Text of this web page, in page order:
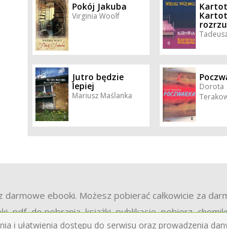
i ułatwienia dostępu do serwisu oraz prowadzenia
Pokój Jakuba
Virginia Woolf
Jutro będzie
lepiej
Mariusz Maślanka
Dorota
darmowe ebooki. Możesz pobierać całkowicie za
pdf, do pobrania, książki, publikacje, pobierz,